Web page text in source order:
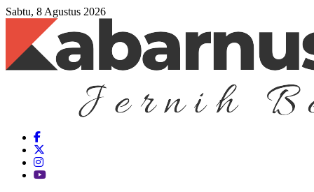
Sabtu, 8 Agustus 2026